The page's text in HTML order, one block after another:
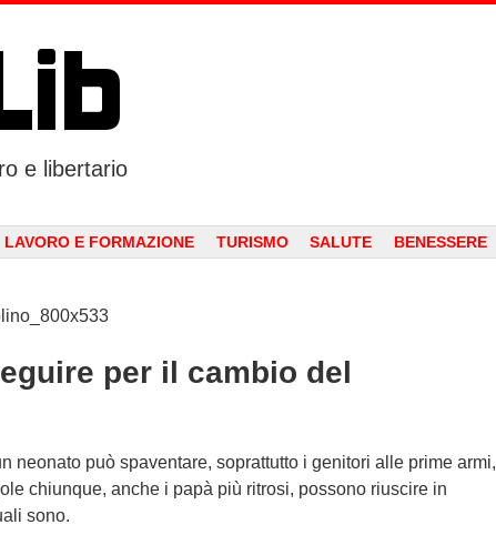
e libertario
LAVORO E FORMAZIONE TURISMO SALUTE BENESSERE
per il cambio del
neonato può spaventare, soprattutto i genitori alle prime armi,
chiunque, anche i papà più ritrosi, possono riuscire in
sono.